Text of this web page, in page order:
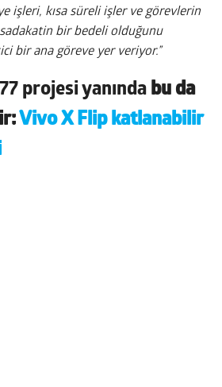
işleri, kısa süreli işler ve görevlerin
sadakatin bir bedeli olduğunu
bir ana göreve yer veriyor.”
projesi yanında bu da
Vivo X Flip katlanabilir